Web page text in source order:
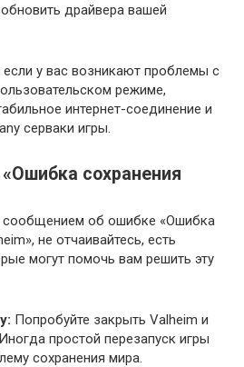
драйвера вашей
у вас возникают проблемы с
режиме,
интернет-соединение и
серваки игры.
сохранения
сообщением об ошибке «Ошибка
не отчаивайтесь, есть
могут помочь вам решить эту
Попробуйте закрыть Valheim и
простой перезапуск игры
сохранения мира.